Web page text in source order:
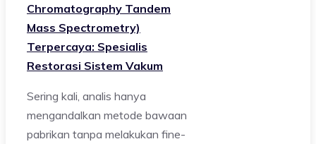
Chromatography Tandem
Mass Spectrometry)
Terpercaya: Spesialis
Restorasi Sistem Vakum
Sering kali, analis hanya
mengandalkan metode bawaan
pabrikan tanpa melakukan fine-